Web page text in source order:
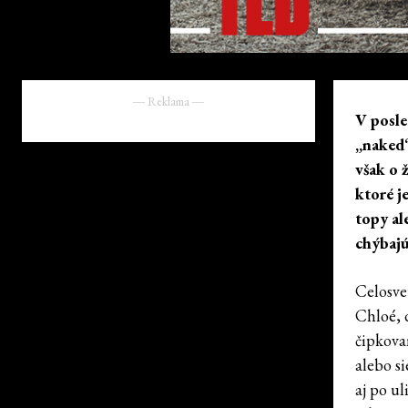
― Reklama ―
V
však o
ktoré
topy
Chloé,
alebo
aj po